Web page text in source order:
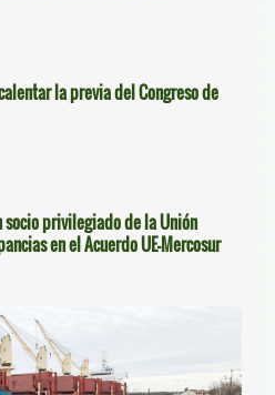
la previa del Congreso de
socio privilegiado de la Unión
en el Acuerdo UE-Mercosur